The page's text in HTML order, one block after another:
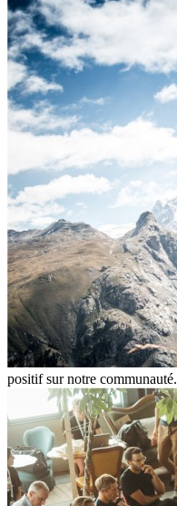
positif sur notre communauté.